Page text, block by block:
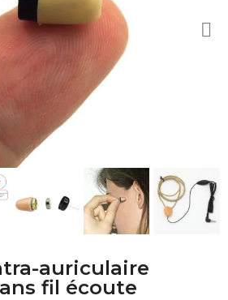
auriculaire
fil écoute